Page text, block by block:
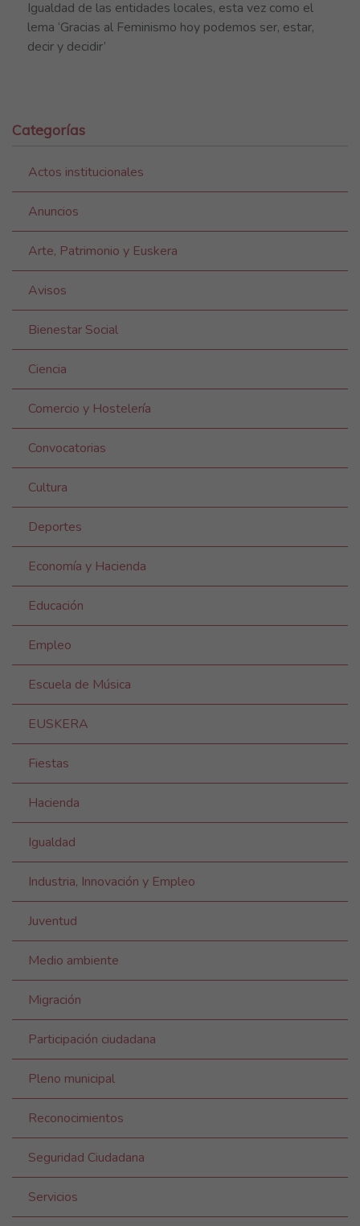
Igualdad de las entidades locales, esta vez como el
lema ‘Gracias al Feminismo hoy podemos ser, estar,
decir y decidir’
Categorías
Actos institucionales
Anuncios
Arte, Patrimonio y Euskera
Avisos
Bienestar Social
Ciencia
Comercio y Hostelería
Convocatorias
Cultura
Deportes
Economía y Hacienda
Educación
Empleo
Escuela de Música
EUSKERA
Fiestas
Hacienda
Igualdad
Industria, Innovación y Empleo
Juventud
Medio ambiente
Migración
Participación ciudadana
Pleno municipal
Reconocimientos
Seguridad Ciudadana
Servicios